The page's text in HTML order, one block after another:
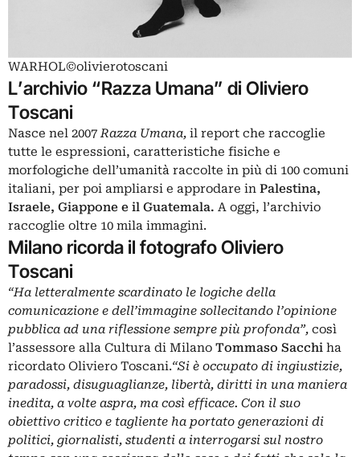
WARHOL©olivierotoscani
L’archivio “Razza Umana” di Oliviero
Toscani
Nasce nel 2007Razza Umana, il report che raccoglie
tutte le espressioni, caratteristiche fisiche e
morfologiche dell’umanità raccolte in più di 100 comuni
italiani, per poi ampliarsi e approdare in Palestina,
Israele, Giappone e il Guatemala. A oggi, l’archivio
raccoglie oltre 10 mila immagini.
Milano ricorda il fotografo Oliviero
Toscani
“Ha letteralmente scardinato le logiche della
comunicazione e dell’immagine sollecitando l’opinione
pubblica ad una riflessione sempre più profonda”, così
l’assessore alla Cultura di Milano Tommaso Sacchi ha
ricordato Oliviero Toscani.“Si è occupato di ingiustizie,
paradossi, disuguaglianze, libertà, diritti in una maniera
inedita, a volte aspra, ma così efficace. Con il suo
obiettivo critico e tagliente ha portato generazioni di
politici, giornalisti, studenti a interrogarsi sul nostro